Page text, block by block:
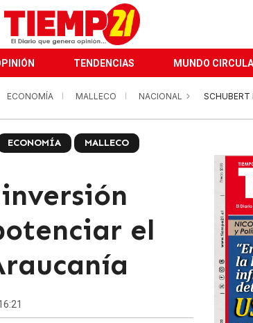
TENDENCIAS MUNDO
ECONOMÍA MALLECO NACIONAL
SCHUBERT
ECONOMÍA
MALLECO
el